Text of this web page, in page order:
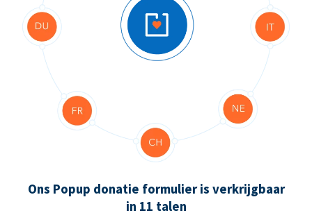
Ons Popup donatie formulier is verkrijgbaar
in 11 talen